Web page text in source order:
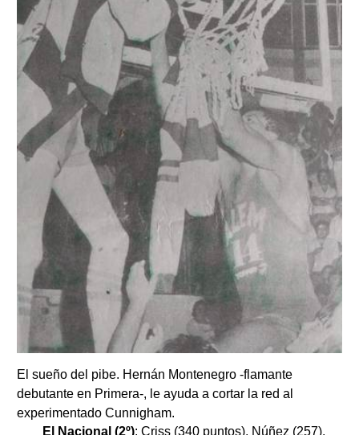
El sueño del pibe. Hernán Montenegro -flamante
debutante en Primera-, le ayuda a cortar la red al
experimentado Cunnigham.
El Nacional (2º): Criss (340 puntos), Núñez (257),